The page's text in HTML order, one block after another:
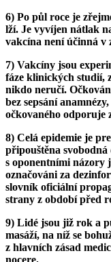
6) Po půl roce je
lží. Je vyvíjen nátlak
vakcína není účinná v
7) Vakcíny jsou
fáze klinických studií,
nikdo neručí.
bez sepsání
očkovaného odporuje
8) Celá epidemie je
připouštěna svobodná
s oponentními názory
označováni za
slovník oficiální
strany z období před
9) Lidé jsou již rok a
masáží, na níž se
z hlavních zásad
nocere.